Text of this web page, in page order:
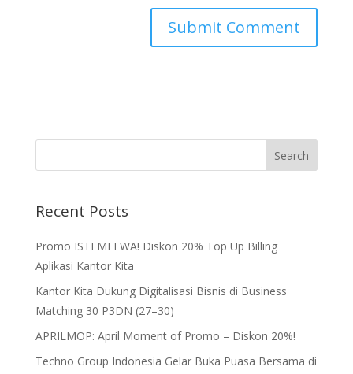
Recent Posts
Promo ISTI MEI WA! Diskon 20% Top Up Billing
Aplikasi Kantor Kita
Kantor Kita Dukung Digitalisasi Bisnis di Business
Matching 30 P3DN (27–30)
APRILMOP: April Moment of Promo – Diskon 20%!
Techno Group Indonesia Gelar Buka Puasa Bersama di